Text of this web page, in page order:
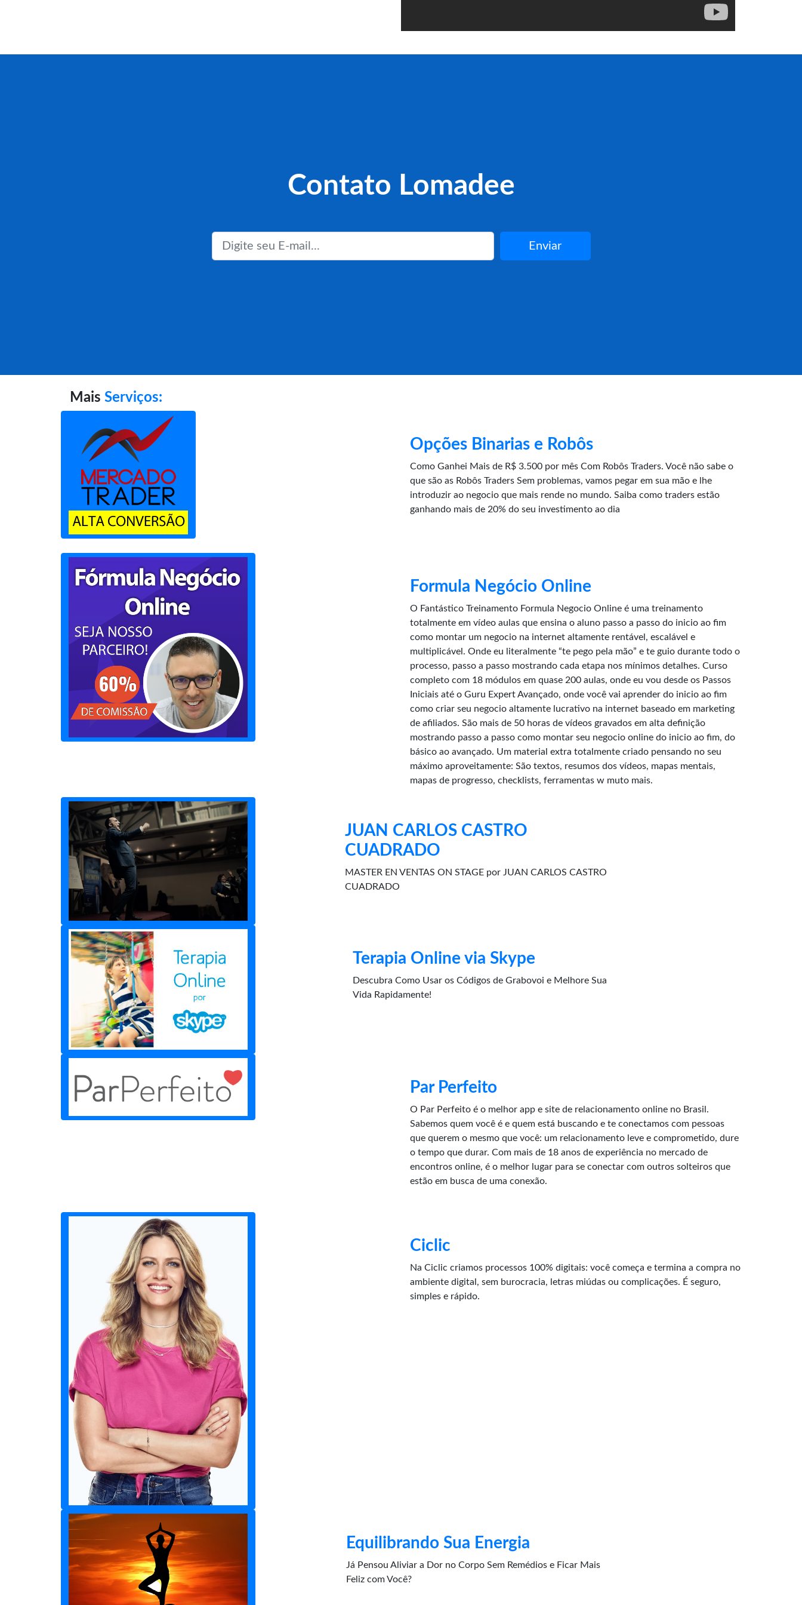
Contato Lomadee
Enviar
Mais Serviços:
Opções Binarias e Robôs
Como Ganhei Mais de R$ 3.500 por mês Com Robôs Traders. Você não sabe o
que são as Robôs Traders Sem problemas, vamos pegar em sua mão e lhe
introduzir ao negocio que mais rende no mundo. Saiba como traders estão
ganhando mais de 20% do seu investimento ao dia
Formula Negócio Online
O Fantástico Treinamento Formula Negocio Online é uma treinamento
totalmente em vídeo aulas que ensina o aluno passo a passo do inicio ao fim
como montar um negocio na internet altamente rentável, escalável e
multiplicável. Onde eu literalmente “te pego pela mão” e te guio durante todo o
processo, passo a passo mostrando cada etapa nos mínimos detalhes. Curso
completo com 18 módulos em quase 200 aulas, onde eu vou desde os Passos
Iniciais até o Guru Expert Avançado, onde você vai aprender do inicio ao fim
como criar seu negocio altamente lucrativo na internet baseado em marketing
de afiliados. São mais de 50 horas de vídeos gravados em alta definição
mostrando passo a passo como montar seu negocio online do inicio ao fim, do
básico ao avançado. Um material extra totalmente criado pensando no seu
máximo aproveitamente: São textos, resumos dos vídeos, mapas mentais,
mapas de progresso, checklists, ferramentas w muto mais.
JUAN CARLOS CASTRO
CUADRADO
MASTER EN VENTAS ON STAGE por JUAN CARLOS CASTRO
CUADRADO
Terapia Online via Skype
Descubra Como Usar os Códigos de Grabovoi e Melhore Sua
Vida Rapidamente!
Par Perfeito
O Par Perfeito é o melhor app e site de relacionamento online no Brasil.
Sabemos quem você é e quem está buscando e te conectamos com pessoas
que querem o mesmo que você: um relacionamento leve e comprometido, dure
o tempo que durar. Com mais de 18 anos de experiência no mercado de
encontros online, é o melhor lugar para se conectar com outros solteiros que
estão em busca de uma conexão.
Ciclic
Na Ciclic criamos processos 100% digitais: você começa e termina a compra no
ambiente digital, sem burocracia, letras miúdas ou complicações. É seguro,
simples e rápido.
Equilibrando Sua Energia
Já Pensou Aliviar a Dor no Corpo Sem Remédios e Ficar Mais
Feliz com Você?